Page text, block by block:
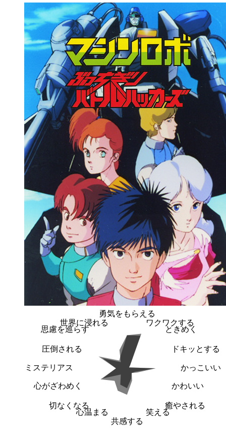
勇気をもらえる
ワクワクする
ときめく
ドキッとする
かっこいい
かわいい
癒やされる
笑える
共感する
心温まる
切なくなる
心がざわめく
ミステリアス
圧倒される
思慮を巡らす
世界に浸れる